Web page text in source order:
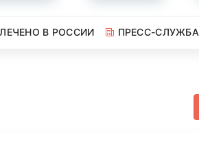
В РОССИИ ПРЕСС-СЛУЖБА